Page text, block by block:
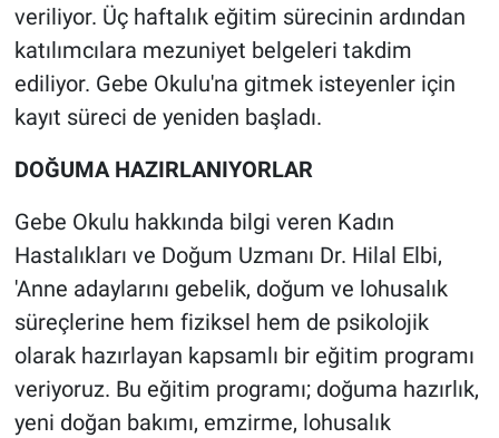
veriliyor. Üç haftalık eğitim sürecinin ardından
katılımcılara mezuniyet belgeleri takdim
ediliyor. Gebe Okulu'na gitmek isteyenler için
kayıt süreci de yeniden başladı.
DOĞUMA HAZIRLANIYORLAR
Gebe Okulu hakkında bilgi veren Kadın
Hastalıkları ve Doğum Uzmanı Dr. Hilal Elbi,
'Anne adaylarını gebelik, doğum ve lohusalık
süreçlerine hem fiziksel hem de psikolojik
olarak hazırlayan kapsamlı bir eğitim programı
veriyoruz. Bu eğitim programı; doğuma hazırlık,
yeni doğan bakımı, emzirme, lohusalık